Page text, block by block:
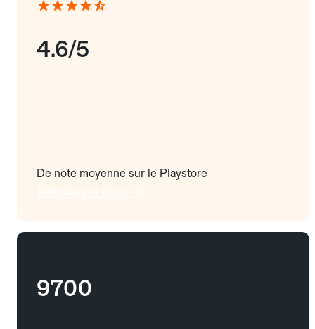
4.6/5
De note moyenne sur le Playstore
9700